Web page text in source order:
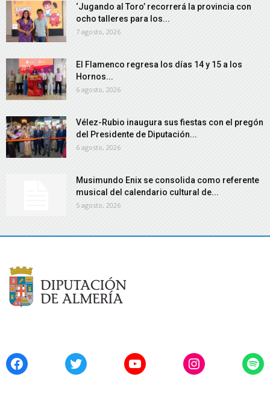
‘Jugando al Toro’ recorrerá la provincia con
ocho talleres para los...
7 agosto, 2026
El Flamenco regresa los días 14 y 15 a los
Hornos...
6 agosto, 2026
Vélez-Rubio inaugura sus fiestas con el pregón
del Presidente de Diputación...
6 agosto, 2026
Musimundo Enix se consolida como referente
musical del calendario cultural de...
5 agosto, 2026
FacebookTwitter YouTubeInstagram